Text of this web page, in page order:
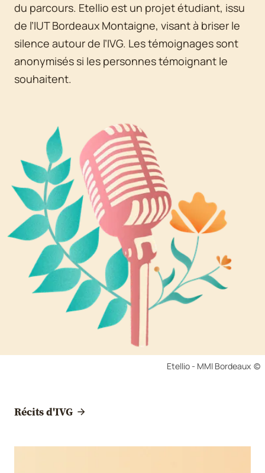
du parcours. Etellio est un projet étudiant, issu
de l’IUT Bordeaux Montaigne, visant à briser le
silence autour de l’IVG. Les témoignages sont
anonymisés si les personnes témoignant le
souhaitent.
Droits réservés :
Etellio - MMI Bordeaux
Récits d'IVG